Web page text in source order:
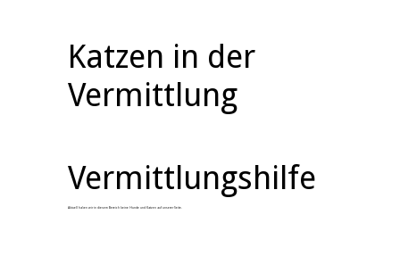
Katzen in der
Vermittlung
Vermittlungshilfe
Aktuell haben wir in diesem Bereich keine Hunde und Katzen auf unserer Seite.